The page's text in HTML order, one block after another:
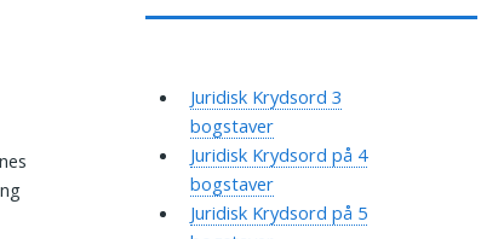
Juridisk Krydsord 3
bogstaver
Juridisk Krydsord på 4
bogstaver
Juridisk Krydsord på 5